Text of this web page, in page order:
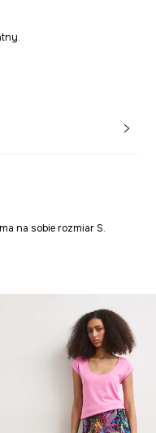
na sobie rozmiar S.